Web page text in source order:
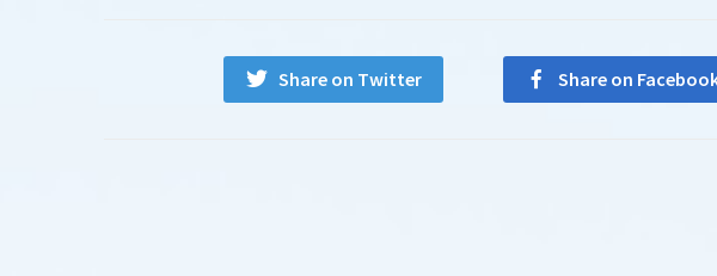
Share on Twitter Share on